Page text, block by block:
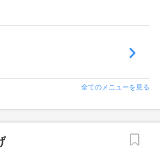
全てのメニューを見る